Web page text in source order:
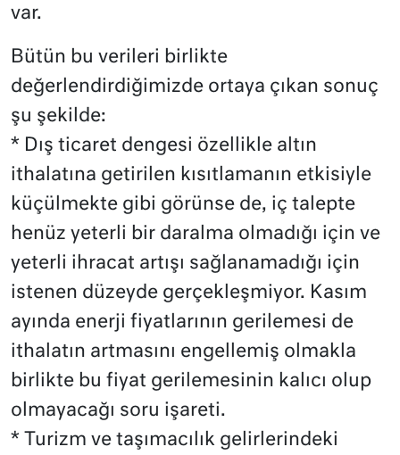
var.
Bütün bu verileri birlikte
değerlendirdiğimizde ortaya çıkan sonuç
şu şekilde:
* Dış ticaret dengesi özellikle altın
ithalatına getirilen kısıtlamanın etkisiyle
küçülmekte gibi görünse de, iç talepte
henüz yeterli bir daralma olmadığı için ve
yeterli ihracat artışı sağlanamadığı için
istenen düzeyde gerçekleşmiyor. Kasım
ayında enerji fiyatlarının gerilemesi de
ithalatın artmasını engellemiş olmakla
birlikte bu fiyat gerilemesinin kalıcı olup
olmayacağı soru işareti.
* Turizm ve taşımacılık gelirlerindeki